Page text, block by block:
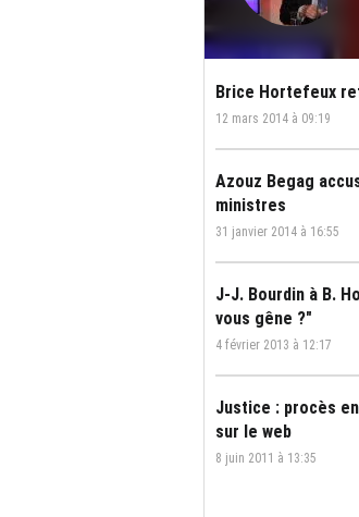
Brice Hortefeux
12 mars 2014 à 09:19
Azouz Begag
ministres
31 janvier 2014 à 16:55
J-J. Bourdin à B.
vous gêne ?"
4 février 2013 à 12:17
Justice : procès
sur le web
8 juin 2011 à 13:35